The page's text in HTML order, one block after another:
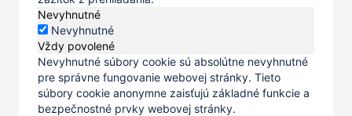
Nevyhnutné
Nevyhnutné
Vždy povolené
Nevyhnutné súbory cookie sú absolútne nevyhnutné
pre správne fungovanie webovej stránky. Tieto
súbory cookie anonymne zaisťujú základné funkcie a
bezpečnostné prvky webovej stránky.